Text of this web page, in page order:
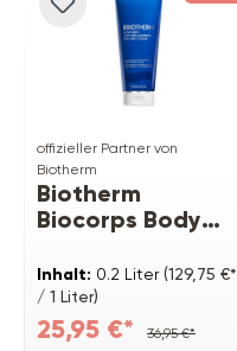
offizieller Partner von
Biotherm
Biotherm
Biocorps Body
Inhalt: 0.2 Liter(129,75 €*
/ 1 Liter)
25,95 €* 36,95 €*